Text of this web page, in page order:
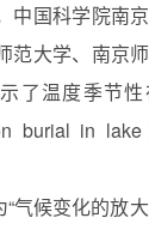
国科学院南
大学、南京
了温度季节
burial
候变化的放